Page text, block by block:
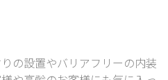
の設置やバリアフリーの内装